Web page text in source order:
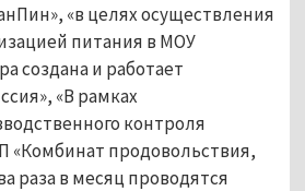
«в целях осуществления
питания в МОУ
создана и работает
«В рамках
контроля
«Комбинат продовольствия,
раза в месяц проводятся